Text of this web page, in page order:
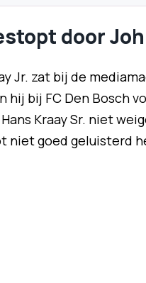
door
Jr. zat bij de
hij bij FC Den Bosch
Kraay Sr. niet
niet goed geluisterd